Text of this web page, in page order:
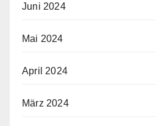
Juni 2024
Mai 2024
April 2024
März 2024